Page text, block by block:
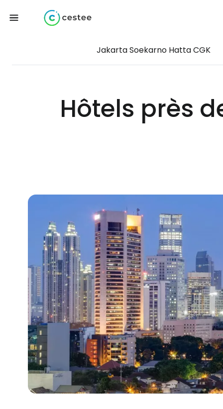
Jakarta Soekarno Hatta CGK
Hôtels près